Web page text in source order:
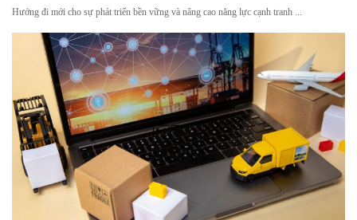
Hướng đi mới cho sự phát triển bền vững và nâng cao năng lực cạnh tranh ...